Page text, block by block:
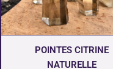
POINTES CITRINE
NATURELLE